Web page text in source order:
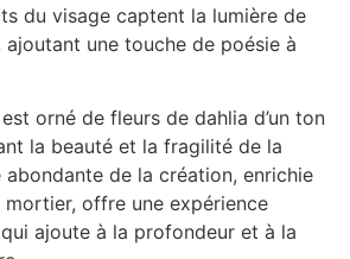
du visage captent la lumière de
ajoutant une touche de poésie à
orné de fleurs de dahlia d’un ton
la beauté et la fragilité de la
abondante de la création, enrichie
mortier, offre une expérience
ajoute à la profondeur et à la